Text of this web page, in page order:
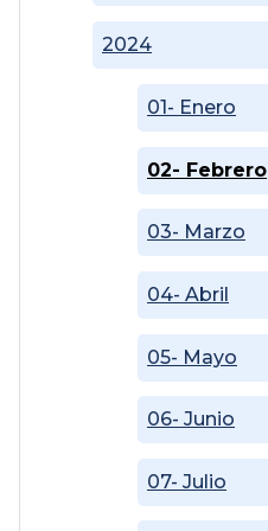
2024
01- Enero
02- Febrero
03- Marzo
04- Abril
05- Mayo
06- Junio
07- Julio